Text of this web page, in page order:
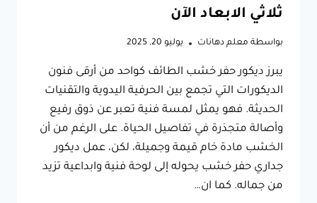
ثلاثي الابعاد الآن
بواسطة معلم دهانات يوليو 20, 2025
يبرز ديكور حفر خشب الطائف كواحد من أرقى فنون
الديكورات التي تجمع بين الحرفية اليدوية والتقنيات
الحديثة. فهو يمثل لمسة فنية تعبر عن ذوق رفيع
وأصالة متجذرة في تفاصيل الحياة. على الرغم من أن
الخشب مادة خام قيمة وجميلة، لكن، عمل ديكور
جداري حفر خشب يحوله إلى لوحة فنية وابداعية تزيد
من جماله. كما ان…